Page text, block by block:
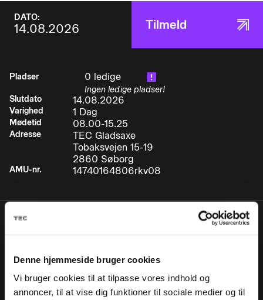
Denne hjemmeside bruger cookies
Vi bruger cookies til at tilpasse vores indhold og
annoncer, til at vise dig funktioner til sociale medier og til
DATO:
14.08.2026 Tilmeld
Pladser 0 ledige
Ingen ledige pladser!
Slutdato
14.08.2026
Varighed 1 Dag
Mødetid 08.00-15.25
Adresse
TEC Gladsaxe
Tobaksvejen 15-19
2860 Søborg
AMU-nr. 14740164806rkv08
Pris
Uden for AMUs
målgruppe:
524,30 DKK